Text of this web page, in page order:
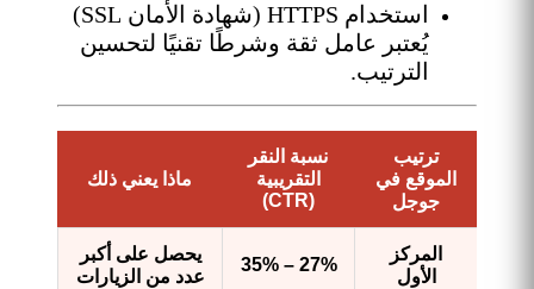
استخدام HTTPS (شهادة الأمان SSL)
يُعتبر عامل ثقة وشرطًا تقنيًا لتحسين
الترتيب.
ترتيب
الموقع في
جوجل
نسبة النقر
التقريبية
(CTR)
ماذا يعني ذلك
المركز
الأول
27% – 35%
يحصل على أكبر
عدد من الزيارات